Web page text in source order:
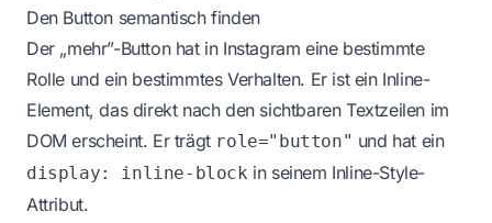
Den Button semantisch finden
Der „mehr”-Button hat in Instagram eine bestimmte
Rolle und ein bestimmtes Verhalten. Er ist ein Inline-
Element, das direkt nach den sichtbaren Textzeilen im
DOM erscheint. Er trägt role="button" und hat ein
display: inline-block in seinem Inline-Style-
Attribut.